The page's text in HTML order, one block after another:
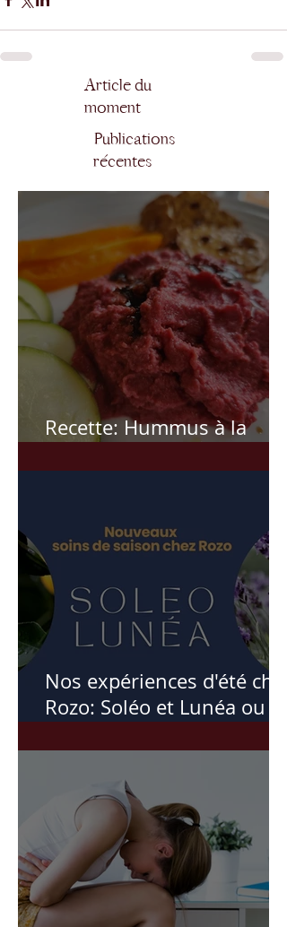
Article du
moment
Publications
récentes
Recette: Hummus à la
Nos expériences d'été chez
Rozo: Soléo et Lunéa ou
ces soins